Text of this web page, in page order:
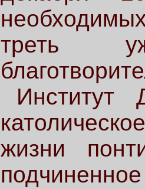
треть
Институт
жизни